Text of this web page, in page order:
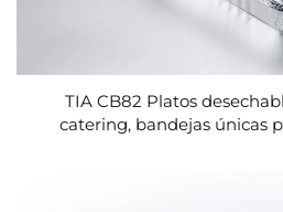
TIA CB82 Platos
catering, bandejas únicas